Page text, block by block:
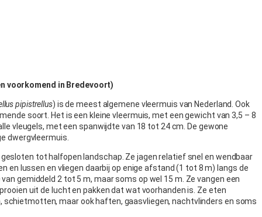
voorkomend in Bredevoort)
pipistrellus) is de meest algemene vleermuis van Nederland. Ook
soort. Het is een kleine vleermuis, met een gewicht van 3,5 – 8
vleugels, met een spanwijdte van 18 tot 24 cm. De gewone
dwergvleermuis.
tot halfopen landschap. Ze jagen relatief snel en wendbaar
en lussen en vliegen daarbij op enige afstand (1 tot 8 m) langs de
gemiddeld 2 tot 5 m, maar soms op wel 15 m. Ze vangen een
uit de lucht en pakken dat wat voorhanden is. Ze eten
schietmotten, maar ook haften, gaasvliegen, nachtvlinders en soms